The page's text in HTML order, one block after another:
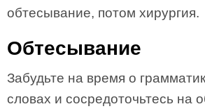
обтесывание, потом хирургия.
Обтесывание
Забудьте на время о
словах и сосредоточьтесь на